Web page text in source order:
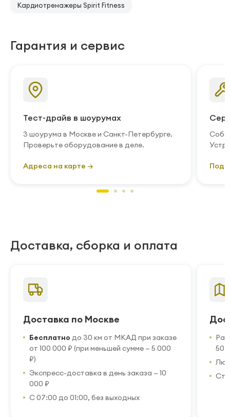
Кардиотренажеры Spirit Fitness
Гарантия и сервис
Тест-драйв в шоурумах
3 шоурума в Москве и Санкт-Петербурге.
Проверьте оборудование в деле.
Адреса на карте →
Доставка, сборка и оплата
Доставка по Москве
Бесплатно до 30 км от МКАД при заказе
от 100 000 ₽ (при меньшей сумме — 5 000
₽)
Экспресс-доставка в день заказа — 10
000 ₽
С 07:00 до 01:00, без выходных
50